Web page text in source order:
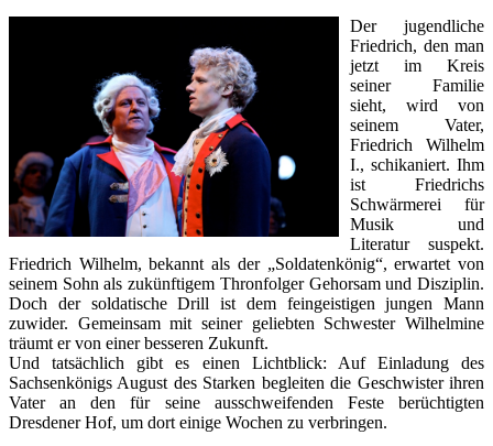
Der jugendliche
Friedrich, den man
jetzt im Kreis
seiner Familie
sieht, wird von
seinem Vater,
Friedrich Wilhelm
I., schikaniert. Ihm
ist Friedrichs
Schwärmerei für
Musik und
Literatur suspekt.
Friedrich Wilhelm, bekannt als der „Soldatenkönig“, erwartet von
seinem Sohn als zukünftigem Thronfolger Gehorsam und Disziplin.
Doch der soldatische Drill ist dem feingeistigen jungen Mann
zuwider. Gemeinsam mit seiner geliebten Schwester Wilhelmine
träumt er von einer besseren Zukunft.
Und tatsächlich gibt es einen Lichtblick: Auf Einladung des
Sachsenkönigs August des Starken begleiten die Geschwister ihren
Vater an den für seine ausschweifenden Feste berüchtigten
Dresdener Hof, um dort einige Wochen zu verbringen.